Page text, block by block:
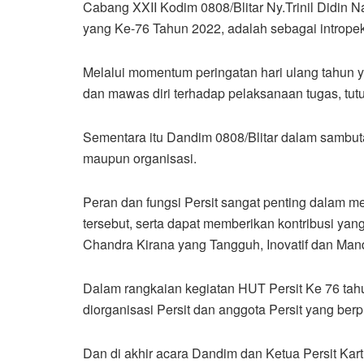
Cabang XXII Kodim 0808/Blitar Ny.Trinil Didin
yang Ke-76 Tahun 2022, adalah sebagai
Melalui momentum peringatan hari ulang
dan mawas diri terhadap pelaksanaan tugas,
Sementara itu Dandim 0808/Blitar dalam
maupun organisasi.
Peran dan fungsi Persit sangat penting dalam
tersebut, serta dapat memberikan kontribusi
Chandra Kirana yang Tangguh, Inovatif dan
Dalam rangkaian kegiatan HUT Persit Ke 76
diorganisasi Persit dan anggota Persit yang
Dan di akhir acara Dandim dan Ketua Persit